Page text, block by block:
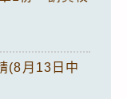
(8月13日中